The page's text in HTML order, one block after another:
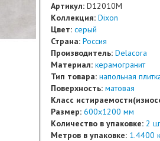
Артикул: D12010M
Коллекция: Dixon
Цвет: серый
Страна: Россия
Производитель: Delacora
Материал: керамогранит
Тип товара: напольная
Поверхность: матовая
Класс
Размер: 600x1200 мм
Количество в упаковке: 2
Метров в упаковке: 1.4400